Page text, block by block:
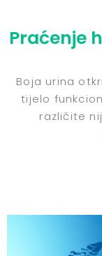
Praćenje
Boja urina
tijelo
različite